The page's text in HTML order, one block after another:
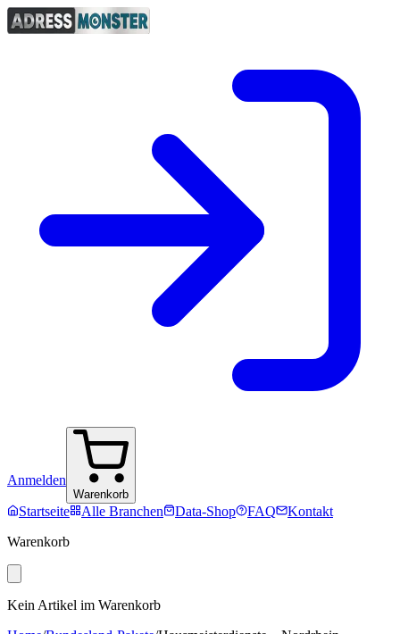
Anmelden
Warenkorb
Startseite Alle Branchen Data-Shop FAQ
Kontakt
Warenkorb
Kein Artikel im Warenkorb